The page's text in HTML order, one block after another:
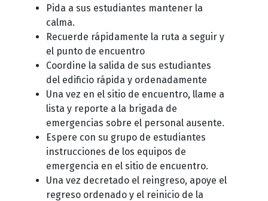
Pida a sus estudiantes mantener la
calma.
Recuerde rápidamente la ruta a seguir y
el punto de encuentro
Coordine la salida de sus estudiantes
del edificio rápida y ordenadamente
Una vez en el sitio de encuentro, llame a
lista y reporte a la brigada de
emergencias sobre el personal ausente.
Espere con su grupo de estudiantes
instrucciones de los equipos de
emergencia en el sitio de encuentro.
Una vez decretado el reingreso, apoye el
regreso ordenado y el reinicio de la